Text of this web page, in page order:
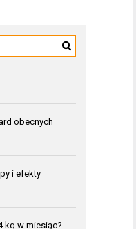
obecnych
i efekty
kg w miesiąc?